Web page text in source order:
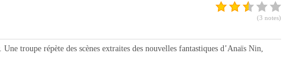
(3 notes)
troupe répète des scènes extraites des nouvelles fantastiques d’Anaïs Nin,